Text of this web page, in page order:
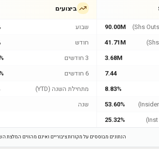
90.00M
41.71M
3.68M
7.44
8.83%
53.60%
25.32%
ביצועים
שבוע
חודש
3 חודשים
6 חודשים
מתחילת השנה (YTD)
שנה
הנתונים מבוססים על מקורות ציבוריים ואינם מהווים המלצת